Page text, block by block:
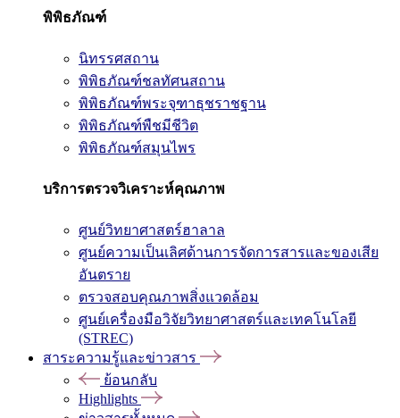
พิพิธภัณฑ์
นิทรรศสถาน
พิพิธภัณฑ์ชลทัศนสถาน
พิพิธภัณฑ์พระจุฑาธุชราชฐาน
พิพิธภัณฑ์พืชมีชีวิต
พิพิธภัณฑ์สมุนไพร
บริการตรวจวิเคราะห์คุณภาพ
ศูนย์วิทยาศาสตร์ฮาลาล
ศูนย์ความเป็นเลิศด้านการจัดการสารและของเสีย
อันตราย
ตรวจสอบคุณภาพสิ่งแวดล้อม
ศูนย์เครื่องมือวิจัยวิทยาศาสตร์และเทคโนโลยี
(STREC)
สาระความรู้และข่าวสาร
ย้อนกลับ
Highlights